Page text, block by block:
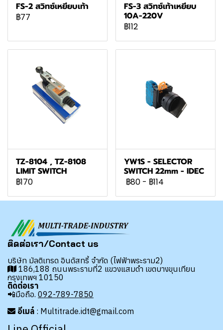
FS-2 สวิทซ์เหยียบเท้า
฿77
FS-3 สวิทซ์เท้าเหยียบ
10A-220V
฿112
TZ-8104 , TZ-8108
LIMIT SWITCH
฿170
YW1S - SELECTOR
SWITCH 22mm - IDEC
฿80 - ฿114
ติดต่อเรา/Contact us
บริษัท มัลติเทรด อินดัสทรี้ จำกัด (ไฟฟ้าพระราม2)
186,188 ถนนพระรามที่2 แขวงแสมดำ เขตบางขุนเทียน
กรุงเทพฯ 10150
ติดต่อเรา
📲มือถือ. 092-789-7850
อีเมล์ : Multitrade.idt@gmail.com